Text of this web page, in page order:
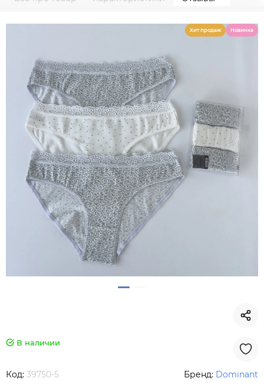
Хит продаж Новинка
В наличии
Код: 39750-5 Бренд: Dominant